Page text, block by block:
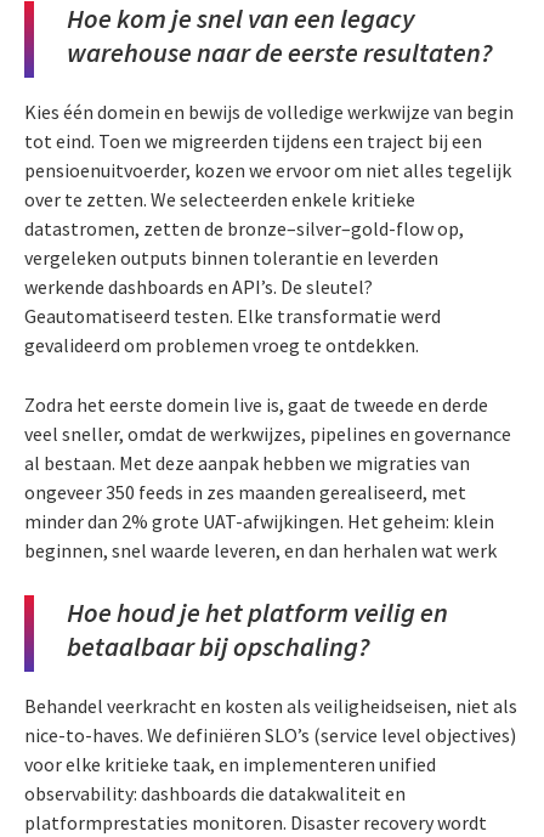
Hoe kom je snel van een legacy
warehouse naar de eerste resultaten?
Kies één domein en bewijs de volledige werkwijze van begin
tot eind. Toen we migreerden tijdens een traject bij een
pensioenuitvoerder, kozen we ervoor om niet alles tegelijk
over te zetten. We selecteerden enkele kritieke
datastromen, zetten de bronze–silver–gold-flow op,
vergeleken outputs binnen tolerantie en leverden
werkende dashboards en API’s. De sleutel?
Geautomatiseerd testen. Elke transformatie werd
gevalideerd om problemen vroeg te ontdekken.
Zodra het eerste domein live is, gaat de tweede en derde
veel sneller, omdat de werkwijzes, pipelines en governance
al bestaan. Met deze aanpak hebben we migraties van
ongeveer 350 feeds in zes maanden gerealiseerd, met
minder dan 2% grote UAT-afwijkingen. Het geheim: klein
beginnen, snel waarde leveren, en dan herhalen wat werk
Hoe houd je het platform veilig en
betaalbaar bij opschaling?
Behandel veerkracht en kosten als veiligheidseisen, niet als
nice-to-haves. We definiëren SLO’s (service level objectives)
voor elke kritieke taak, en implementeren unified
observability: dashboards die datakwaliteit en
platformprestaties monitoren. Disaster recovery wordt